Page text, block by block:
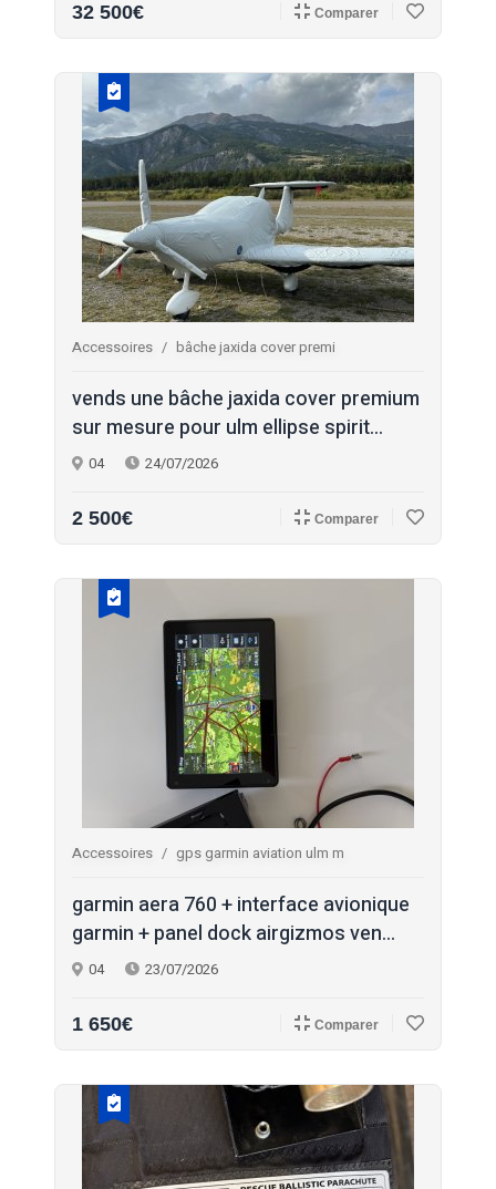
32 500€ Comparer
Accessoires bâche jaxida cover premi
vends une bâche jaxida cover premium
sur mesure pour ulm ellipse spirit...
04 24/07/2026
2 500€ Comparer
Accessoires gps garmin aviation ulm m
garmin aera 760 + interface avionique
garmin + panel dock airgizmos ven...
04 23/07/2026
1 650€ Comparer